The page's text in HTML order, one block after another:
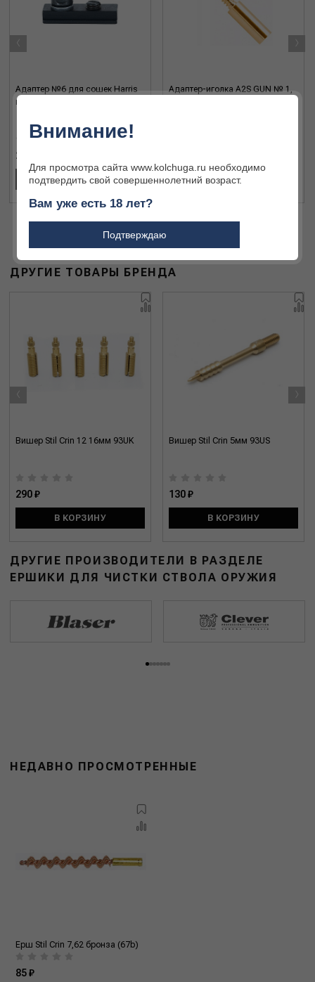
Адаптер №6 для сошек Harris
на европейскую планку HA6
2 491 ₽
В КОРЗИНУ
Адаптер-иголка A2S GUN № 1,
В КОРЗИНУ
‹ ›
ДРУГИЕ ТОВАРЫ БРЕНДА
Вишер Stil Crin 12 16мм 93UK
290 ₽
В КОРЗИНУ
Вишер Stil Crin 5мм 93US
130 ₽
В КОРЗИНУ
‹ ›
ДРУГИЕ ПРОИЗВОДИТЕЛИ В РАЗДЕЛЕ
ЕРШИКИ ДЛЯ ЧИСТКИ СТВОЛА ОРУЖИЯ
НЕДАВНО ПРОСМОТРЕННЫЕ
Ерш Stil Crin 7,62 бронза (67b)
85 ₽
Внимание!
Для просмотра сайта www.kolchuga.ru необходимо
подтвердить свой совершеннолетний возраст.
Вам уже есть 18 лет?
Подтверждаю